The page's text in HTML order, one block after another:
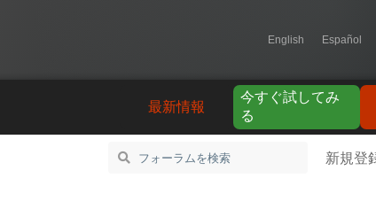
English Español
今すぐ試してみ
る
最新情報
新規登